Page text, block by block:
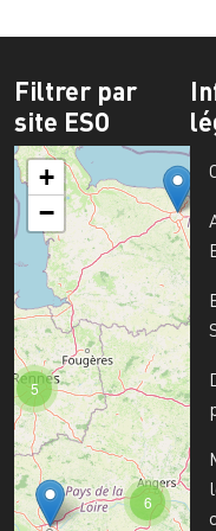
Filtrer par
site ESO
6
5
+
−